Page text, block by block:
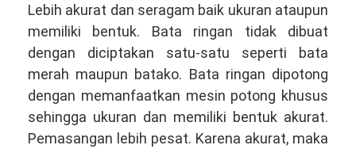
Lebih akurat dan seragam baik ukuran ataupun
memiliki bentuk. Bata ringan tidak dibuat
dengan diciptakan satu-satu seperti bata
merah maupun batako. Bata ringan dipotong
dengan memanfaatkan mesin potong khusus
sehingga ukuran dan memiliki bentuk akurat.
Pemasangan lebih pesat. Karena akurat, maka